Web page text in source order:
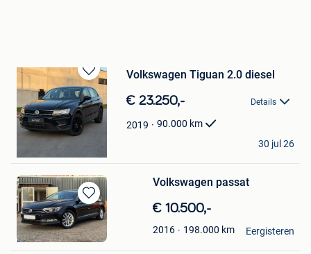
Bewaren
in
Mijn
Favorieten
Volkswagen Tiguan 2.0 diesel
€ 23.250,- Details
2019 90.000 km
SM-Cars
30 jul 26
Bewaren
in
Mijn
Favorieten
Volkswagen passat
€ 10.500,-
2016 198.000 km
morina
Lier
Eergisteren